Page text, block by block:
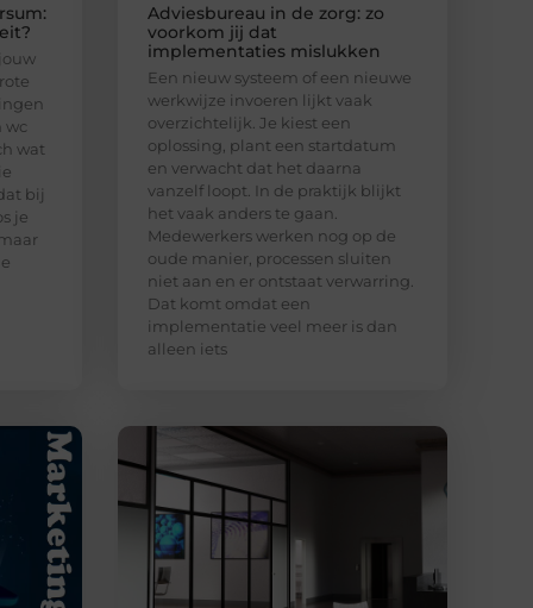
wc
wat
bij
je
Adviesbureau in de zorg: zo
voorkom jij dat
implementaties mislukken
Een nieuw systeem of een nieuwe
werkwijze invoeren lijkt vaak
overzichtelijk. Je kiest een
oplossing, plant een startdatum
en verwacht dat het daarna
vanzelf loopt. In de praktijk blijkt
het vaak anders te gaan.
Medewerkers werken nog op de
oude manier, processen sluiten
niet aan en er ontstaat verwarring.
Dat komt omdat een
implementatie veel meer is dan
alleen iets